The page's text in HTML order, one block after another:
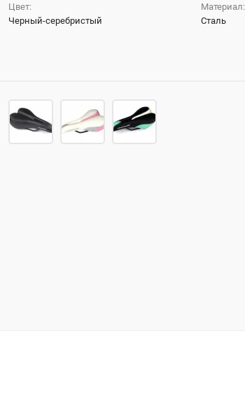
Цвет:
Черный-серебристый
Материал:
Сталь